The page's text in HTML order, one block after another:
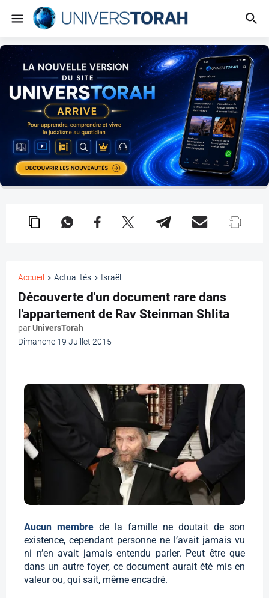
Accueil Actualités Israël
Découverte d'un document rare dans
l'appartement de Rav Steinman Shlita
parUniversTorah
Dimanche 19 Juillet 2015
Aucun membre de la famille ne doutait de son
existence, cependant personne ne l’avait jamais vu
ni n’en avait jamais entendu parler. Peut être que
dans un autre foyer, ce document aurait été mis en
valeur ou, qui sait, même encadré.